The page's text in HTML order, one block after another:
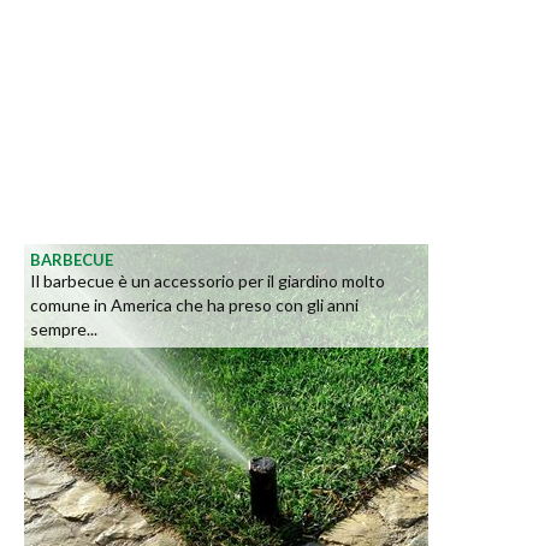
BARBECUE
Il barbecue è un accessorio per il giardino molto
comune in America che ha preso con gli anni
sempre...